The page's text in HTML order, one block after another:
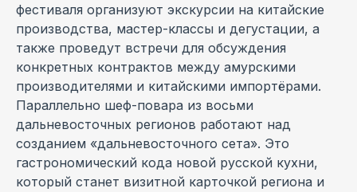
фестиваля организуют экскурсии на китайские
производства, мастер-классы и дегустации, а
также проведут встречи для обсуждения
конкретных контрактов между амурскими
производителями и китайскими импортёрами.
Параллельно шеф-повара из восьми
дальневосточных регионов работают над
созданием «дальневосточного сета». Это
гастрономический кода новой русской кухни,
который станет визитной карточкой региона и